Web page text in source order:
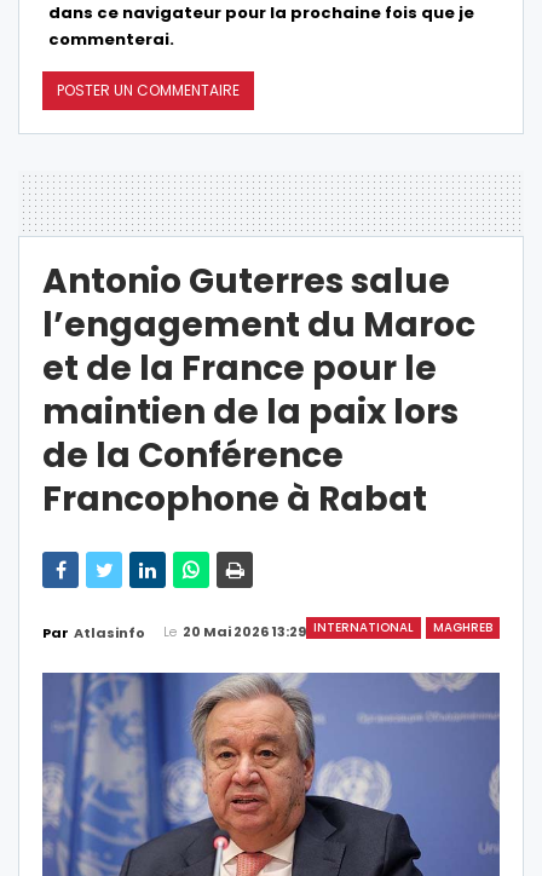
dans ce navigateur pour la prochaine fois que je
commenterai.
Antonio Guterres salue
l’engagement du Maroc
et de la France pour le
maintien de la paix lors
de la Conférence
Francophone à Rabat
INTERNATIONAL MAGHREB
Par Atlasinfo Le 20 Mai 2026 13:29